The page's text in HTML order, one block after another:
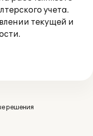
учета.
текущей и
решения